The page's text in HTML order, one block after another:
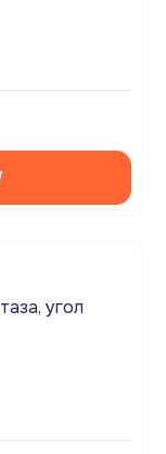
угол